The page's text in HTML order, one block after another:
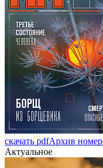
скачать pdfАрхив
Актуальное